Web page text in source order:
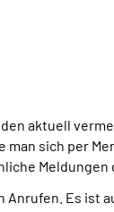
aktuell
sich per
Meldungen
Es ist